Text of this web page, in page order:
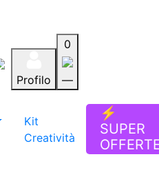
Profilo
0
—
Kit
Creatività
⚡
SUPER